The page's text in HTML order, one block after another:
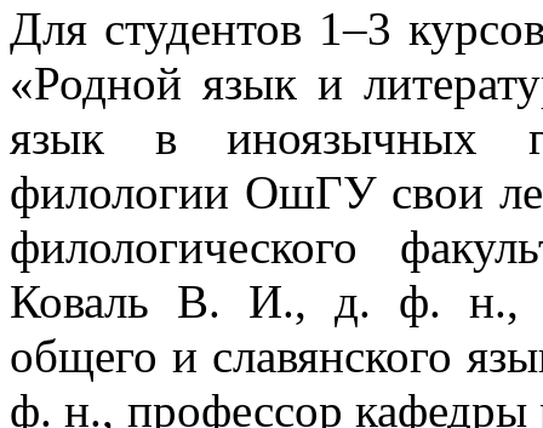
Для студентов 1–3
«Родной язык и
язык в иноязычных
филологии ОшГУ свои
филологического
Коваль В. И., д. ф. н.,
общего и славянского
ф. н., профессор кафедры